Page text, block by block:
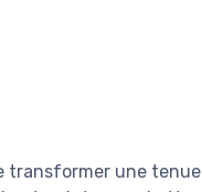
transformer une tenue